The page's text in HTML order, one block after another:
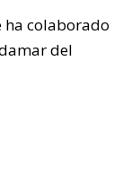
ha colaborado
del